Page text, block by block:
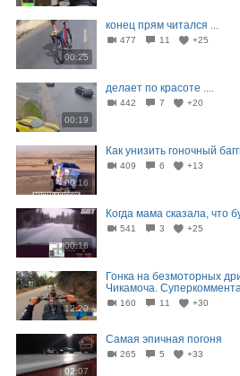
00:25
конец прям читался ...
477 11 +25
00:19
делает по красоте ....
442 7 +20
00:16
Как унизить гоночный
409 6 +13
00:16
Когда мама сказала, что
541 3 +25
12:20
Гонка на безмоторных
Чикамоча.
160 11 +30
02:07
Самая эпичная погоня
265 5 +33